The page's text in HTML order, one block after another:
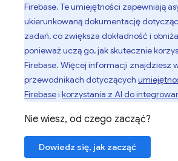
Firebase. Te umiejętności zapewniają
ukierunkowaną dokumentację
zadań, co zwiększa dokładność i
ponieważ uczą go, jak skutecznie
Firebase. Więcej informacji znajdziesz
przewodnikach dotyczących
Firebasei korzystania z AI do
Nie wiesz, od czego zacząć?
Dowiedz się, jak zacząć